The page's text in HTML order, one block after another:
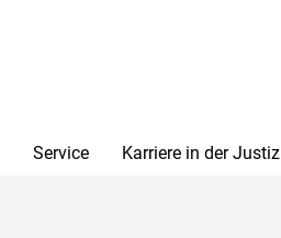
Service Karriere in der Justiz